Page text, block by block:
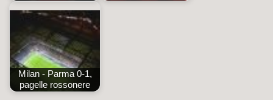
Milan - Parma 0-1,
pagelle rossonere